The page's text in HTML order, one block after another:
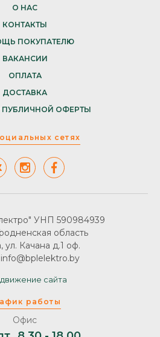
О НАС
КОНТАКТЫ
ПОКУПАТЕЛЮ
ВАКАНСИИ
ОПЛАТА
ДОСТАВКА
ОФЕРТЫ
сетях
работы
Офис
УНП 590984939
область
ул. Качана д.1 оф.
сайта